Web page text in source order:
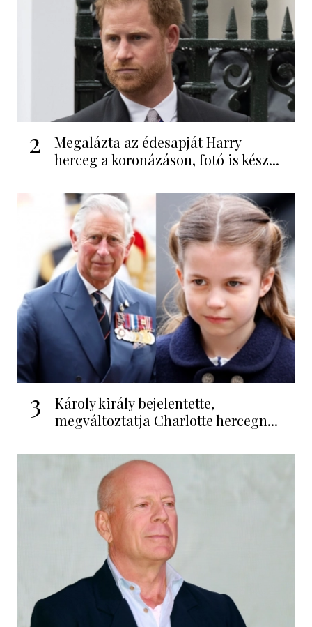
2
Megalázta az édesapját Harry
herceg a koronázáson, fotó is kész...
3
Károly király bejelentette,
megváltoztatja Charlotte hercegn...